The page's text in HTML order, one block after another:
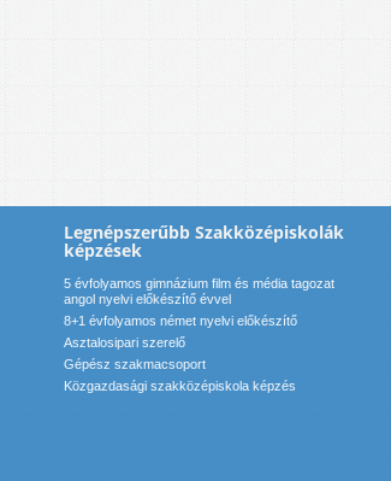
Legnépszerűbb Szakközépiskolák
képzések
5 évfolyamos gimnázium film és média tagozat
angol nyelvi előkészítő évvel
8+1 évfolyamos német nyelvi előkészítő
Asztalosipari szerelő
Gépész szakmacsoport
Közgazdasági szakközépiskola képzés